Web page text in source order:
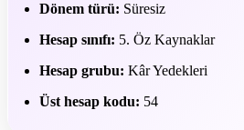
Dönem türü: Süresiz
Hesap sınıfı: 5. Öz Kaynaklar
Hesap grubu: Kâr Yedekleri
Üst hesap kodu: 54